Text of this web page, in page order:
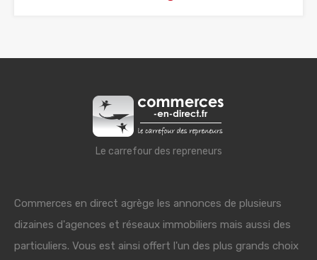
Le carrefour des repreneurs
Commerces en direct agrège les annonces de plusieurs
dizaines d'agences et réseaux immobiliers mais aussi des
particuliers. Vous est ainsi offert l'un des plus grands choix